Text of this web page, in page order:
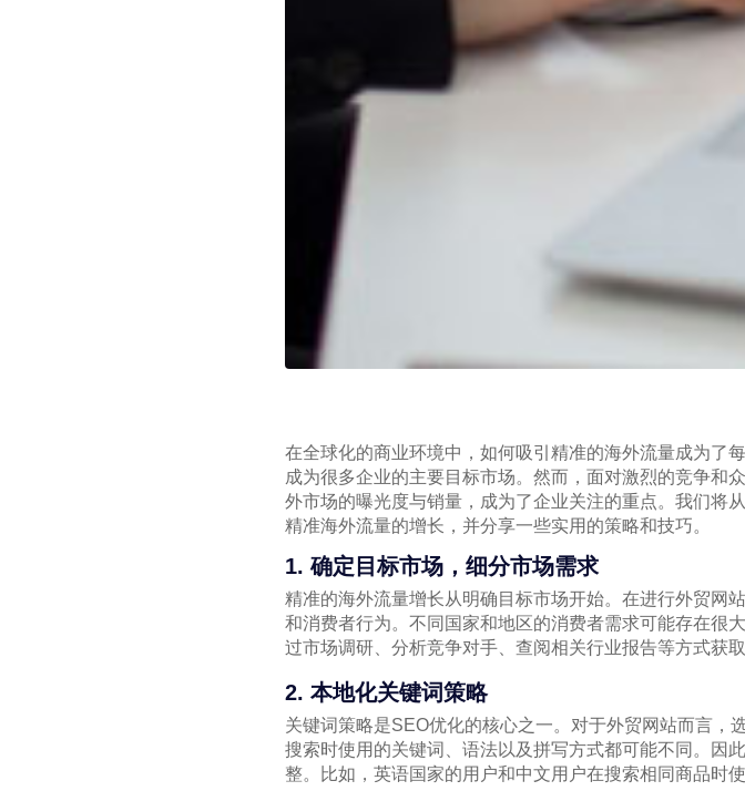
在全球化的商业环境中，如何吸引精准的海外流量成为了
成为很多企业的主要目标市场。然而，面对激烈的竞争和
外市场的曝光度与销量，成为了企业关注的重点。我们将
精准海外流量的增长，并分享一些实用的策略和技巧。
1. 确定目标市场，细分市场需求
精准的海外流量增长从明确目标市场开始。在进行外贸网
和消费者行为。不同国家和地区的消费者需求可能存在很
过市场调研、分析竞争对手、查阅相关行业报告等方式获
2. 本地化关键词策略
关键词策略是SEO优化的核心之一。对于外贸网站而言，
搜索时使用的关键词、语法以及拼写方式都可能不同。因
整。比如，英语国家的用户和中文用户在搜索相同商品时